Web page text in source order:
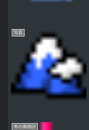
写真
冬の風物詩